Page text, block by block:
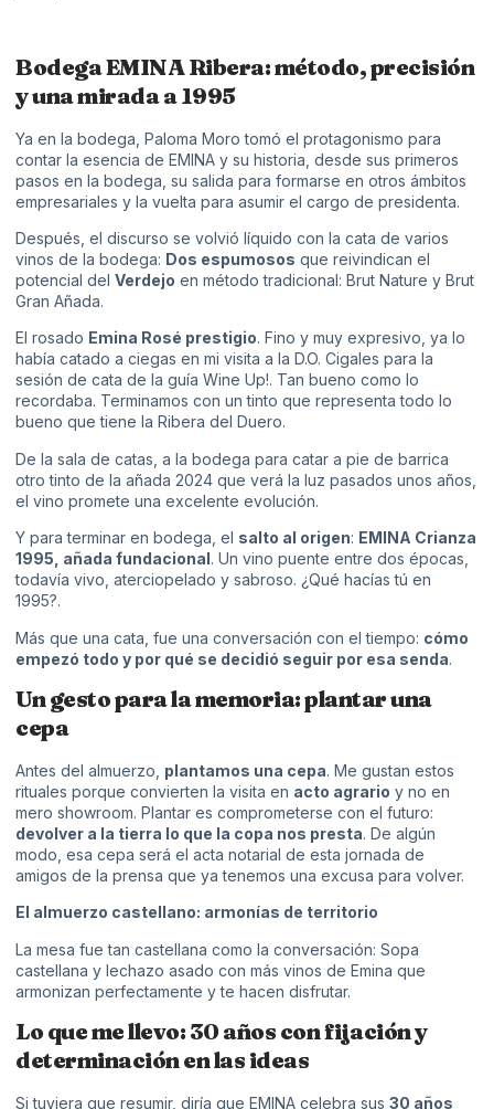
Bodega EMINA Ribera: método, precisión
y una mirada a 1995
Ya en la bodega, Paloma Moro tomó el protagonismo para
contar la esencia de EMINA y su historia, desde sus primeros
pasos en la bodega, su salida para formarse en otros ámbitos
empresariales y la vuelta para asumir el cargo de presidenta.
Después, el discurso se volvió líquido con la cata de varios
vinos de la bodega: Dos espumosos que reivindican el
potencial del Verdejo en método tradicional: Brut Nature y Brut
Gran Añada.
El rosado Emina Rosé prestigio. Fino y muy expresivo, ya lo
había catado a ciegas en mi visita a la D.O. Cigales para la
sesión de cata de la guía Wine Up!. Tan bueno como lo
recordaba. Terminamos con un tinto que representa todo lo
bueno que tiene la Ribera del Duero.
De la sala de catas, a la bodega para catar a pie de barrica
otro tinto de la añada 2024 que verá la luz pasados unos años,
el vino promete una excelente evolución.
Y para terminar en bodega, el salto al origen: EMINA Crianza
1995, añada fundacional. Un vino puente entre dos épocas,
todavía vivo, aterciopelado y sabroso. ¿Qué hacías tú en
1995?.
Más que una cata, fue una conversación con el tiempo: cómo
empezó todo y por qué se decidió seguir por esa senda.
Un gesto para la memoria: plantar una
cepa
Antes del almuerzo, plantamos una cepa. Me gustan estos
rituales porque convierten la visita en acto agrario y no en
mero showroom. Plantar es comprometerse con el futuro:
devolver a la tierra lo que la copa nos presta. De algún
modo, esa cepa será el acta notarial de esta jornada de
amigos de la prensa que ya tenemos una excusa para volver.
El almuerzo castellano: armonías de territorio
La mesa fue tan castellana como la conversación: Sopa
castellana y lechazo asado con más vinos de Emina que
armonizan perfectamente y te hacen disfrutar.
Lo que me llevo: 30 años con fijación y
determinación en las ideas
Si tuviera que resumir, diría que EMINA celebra sus 30 años